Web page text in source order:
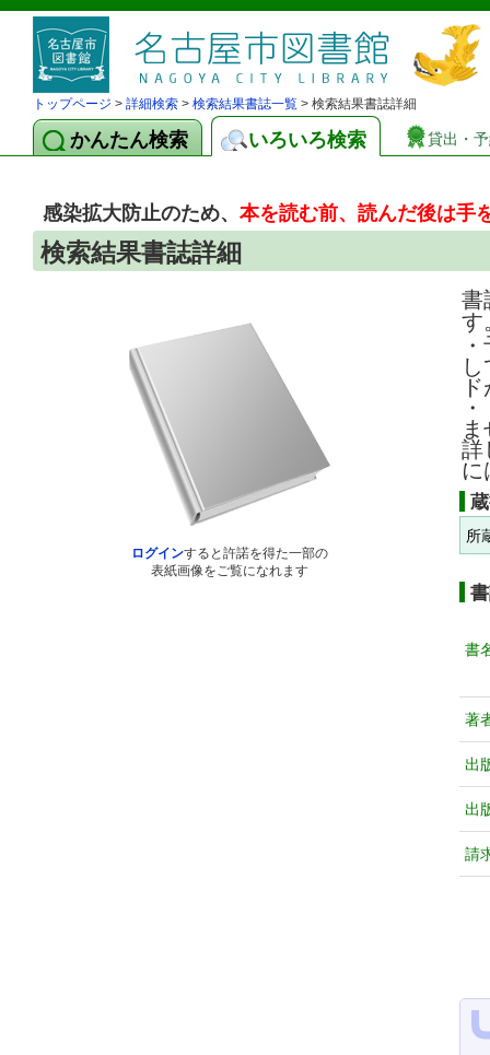
トップページ > 詳細検索 > 検索結果書誌一覧 > 検索結果書誌詳細
かんたん検索 いろいろ検索 貸出・
感染拡大防止のため、本を読む前、読んだ後は手
検索結果書誌詳細
ログインすると許諾を得た一部の
表紙画像をご覧になれます
書
す
詳
に
所
書
著
出
出
請